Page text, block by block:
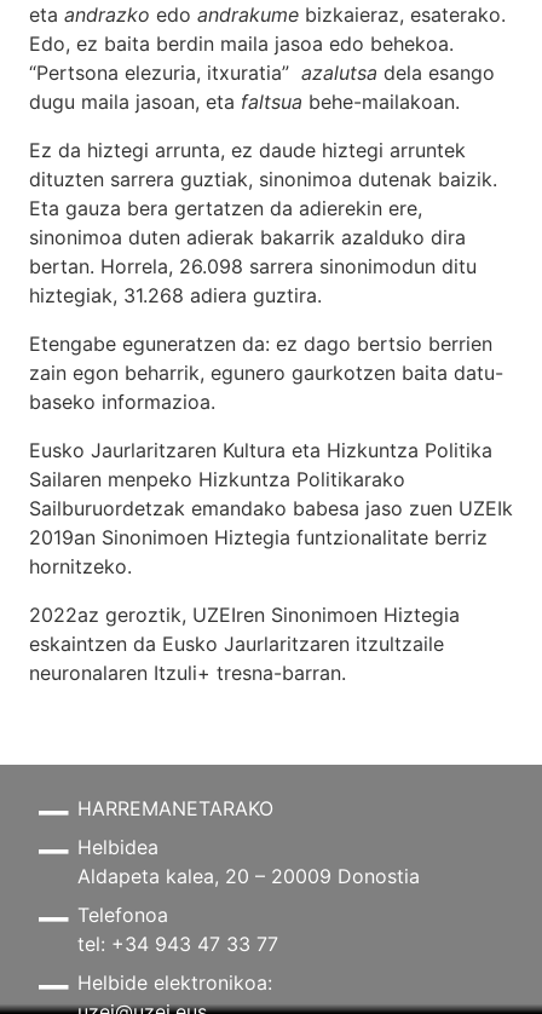
eta andrazko edo andrakume bizkaieraz, esaterako.
Edo, ez baita berdin maila jasoa edo behekoa.
“Pertsona elezuria, itxuratia” azalutsa dela esango
dugu maila jasoan, eta faltsua behe-mailakoan.
Ez da hiztegi arrunta, ez daude hiztegi arruntek
dituzten sarrera guztiak, sinonimoa dutenak baizik.
Eta gauza bera gertatzen da adierekin ere,
sinonimoa duten adierak bakarrik azalduko dira
bertan. Horrela, 26.098 sarrera sinonimodun ditu
hiztegiak, 31.268 adiera guztira.
Etengabe eguneratzen da: ez dago bertsio berrien
zain egon beharrik, egunero gaurkotzen baita datu-
baseko informazioa.
Eusko Jaurlaritzaren Kultura eta Hizkuntza Politika
Sailaren menpeko Hizkuntza Politikarako
Sailburuordetzak emandako babesa jaso zuen UZEIk
2019an Sinonimoen Hiztegia funtzionalitate berriz
hornitzeko.
2022az geroztik, UZEIren Sinonimoen Hiztegia
eskaintzen da Eusko Jaurlaritzaren itzultzaile
neuronalaren Itzuli+ tresna-barran.
HARREMANETARAKO
Helbidea
Aldapeta kalea, 20 – 20009 Donostia
Telefonoa
tel: +34 943 47 33 77
Helbide elektronikoa: